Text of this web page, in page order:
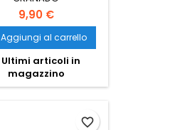
9,90 €
Aggiungi al carrello
Ultimi articoli in
magazzino
favorite_border